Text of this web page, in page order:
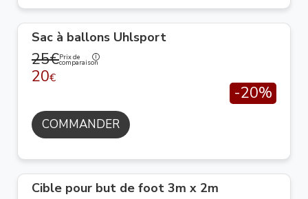
Sac à ballons Uhlsport
25€Prix de
comparaison
20€
-20%
COMMANDER
Cible pour but de foot 3m x 2m